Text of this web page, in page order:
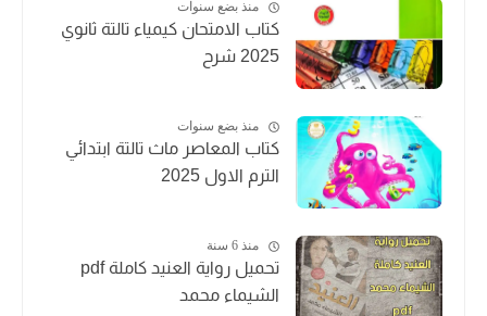
منذ بضع سنوات
كتاب الامتحان كيمياء تالتة ثانوي
2025 شرح
منذ بضع سنوات
كتاب المعاصر ماث تالتة ابتدائي
الترم الاول 2025
منذ 6 سنة
تحميل رواية العنيد كاملة pdf
الشيماء محمد